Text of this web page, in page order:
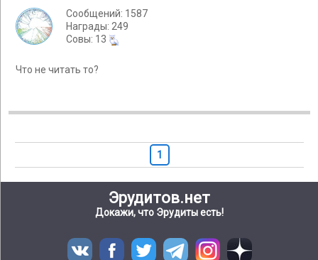
Сообщений: 1587
Награды: 249
Cовы: 13
Что не читать то?
1
Эрудитов.нет
Докажи, что Эрудиты есть!